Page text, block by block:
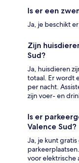
Is er een
Ja, je beschikt
Zijn
Sud?
Ja, huisdieren
totaal. Er wordt
per nacht.
zijn voer- en
Is er
Valence Sud?
Ja, je kunt
voor elektrische